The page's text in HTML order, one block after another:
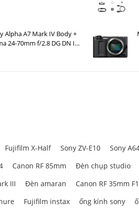
khẩu độ không đổi nhỏ
dễ mang theo cả ngày
Alpha A7 Mark IV Body +
24-70mm f/2.8 DG DN II
Fujifilm X-Half Sony ZV-E10 Sony
Canon RF 85mm Đèn chụp studio
III Đèn amaran Canon RF 35mm
Fujifilm instax ống kính sony